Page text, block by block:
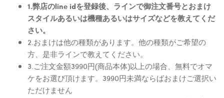
1.弊店のline idを登録後、ラインで御注文番号とおまけ
スタイルあるいは機種あるいはサイズなどを教えてくだ
さい。
2.おまけは他の種類があります。他の種類がご希望の
方、是非ラインで教えてください。
3.ご注文金額3990円(商品本体)以上の場合、無料でオマ
ケをお選び頂けます。3990円未満ならばおまけご選択い
ただけません